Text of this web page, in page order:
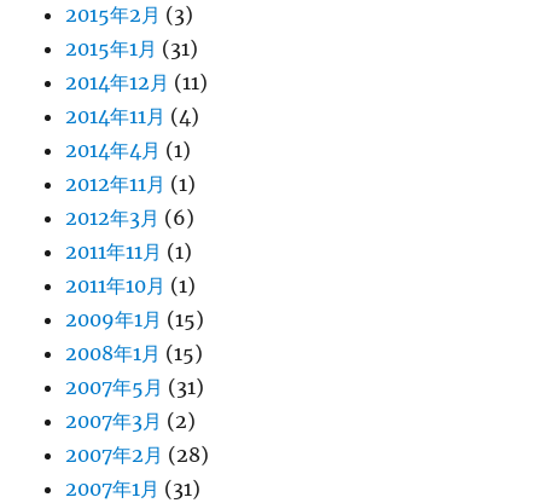
2015年2月 (3)
2015年1月 (31)
2014年12月 (11)
2014年11月 (4)
2014年4月 (1)
2012年11月 (1)
2012年3月 (6)
2011年11月 (1)
2011年10月 (1)
2009年1月 (15)
2008年1月 (15)
2007年5月 (31)
2007年3月 (2)
2007年2月 (28)
2007年1月 (31)